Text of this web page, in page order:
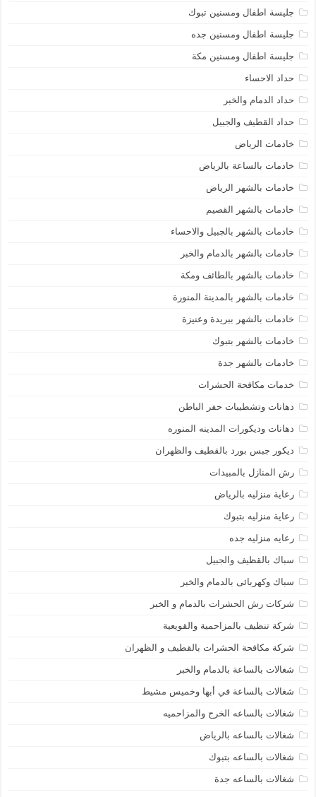
جليسة اطفال ومسنين تبوك
جليسة اطفال ومسنين جده
جليسة اطفال ومسنين مكة
حداد الاحساء
حداد الدمام والخبر
حداد القطيف والجبيل
خادمات الرياض
خادمات بالساعة بالرياض
خادمات بالشهر الرياض
خادمات بالشهر القصيم
خادمات بالشهر بالجبيل والاحساء
خادمات بالشهر بالدمام والخبر
خادمات بالشهر بالطائف ومكة
خادمات بالشهر بالمدينة المنورة
خادمات بالشهر ببريدة وعنيزة
خادمات بالشهر بتبوك
خادمات بالشهر جدة
خدمات مكافحة الحشرات
دهانات وتشطيبات حفر الباطن
دهانات وديكورات المدينه المنوره
ديكور جبس بورد بالقطيف والظهران
رش المنازل بالمبيدات
رعاية منزليه بالرياض
رعاية منزليه بتبوك
رعايه منزليه جده
سباك بالقظيف والجبيل
سباك وكهربائى بالدمام والخبر
شركات رش الحشرات بالدمام و الخبر
شركة تنظيف بالمزاحمية والقويعية
شركة مكافحة الحشرات بالقطيف و الظهران
شغالات بالساعة بالدمام والخبر
شغالات بالساعة في أبها وخميس مشيط
شغالات بالساعه الخرج والمزاحميه
شغالات بالساعه بالرياض
شغالات بالساعه بتبوك
شغالات بالساعه جدة